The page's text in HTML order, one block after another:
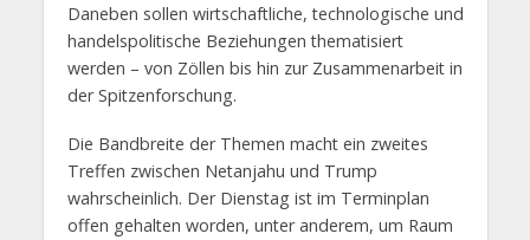
Daneben sollen wirtschaftliche, technologische und
handelspolitische Beziehungen thematisiert
werden – von Zöllen bis hin zur Zusammenarbeit in
der Spitzenforschung.
Die Bandbreite der Themen macht ein zweites
Treffen zwischen Netanjahu und Trump
wahrscheinlich. Der Dienstag ist im Terminplan
offen gehalten worden, unter anderem, um Raum